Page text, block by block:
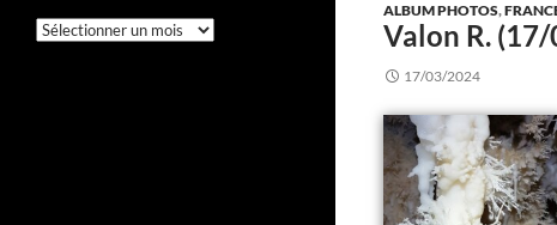
ALBUM PHOTOS,
Valon R.
17/03/2024
Archives